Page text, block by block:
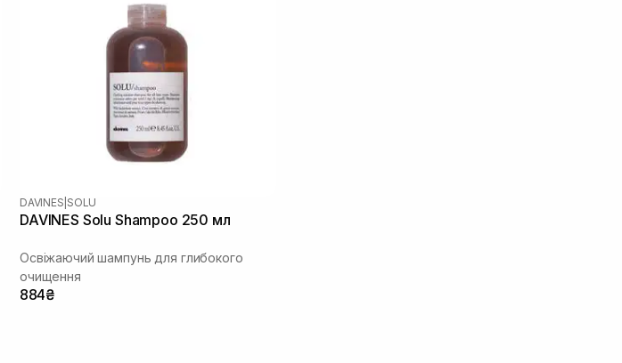
DAVINES SOLU
DAVINES Solu Shampoo 250 мл
Освіжаючий шампунь для глибокого
очищення
884₴